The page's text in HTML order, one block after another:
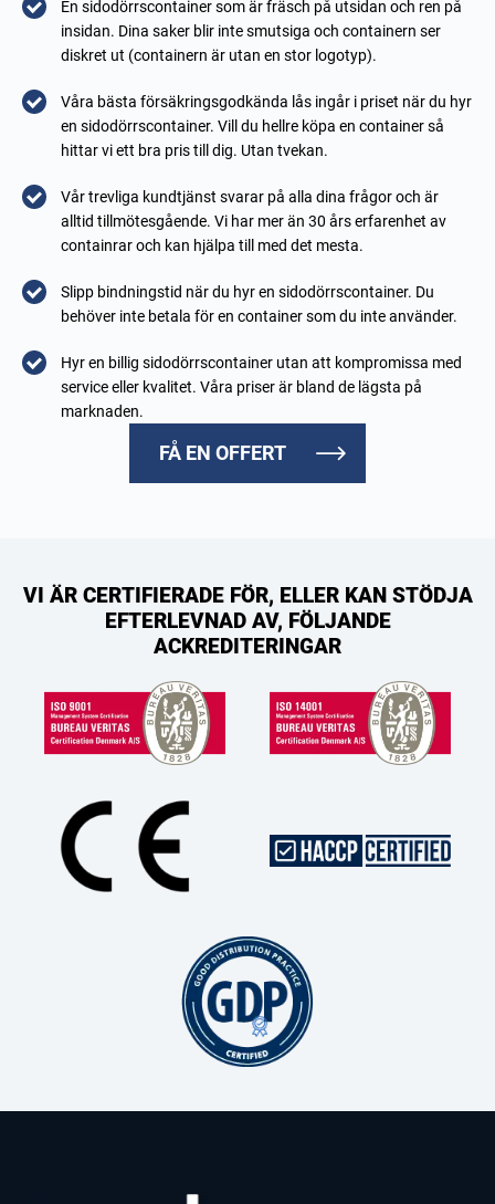
En sidodörrscontainer som är fräsch på utsidan och ren på
insidan. Dina saker blir inte smutsiga och containern ser
diskret ut (containern är utan en stor logotyp).
Våra bästa försäkringsgodkända lås ingår i priset när du hyr
en sidodörrscontainer. Vill du hellre köpa en container så
hittar vi ett bra pris till dig. Utan tvekan.
Vår trevliga kundtjänst svarar på alla dina frågor och är
alltid tillmötesgående. Vi har mer än 30 års erfarenhet av
containrar och kan hjälpa till med det mesta.
Slipp bindningstid när du hyr en sidodörrscontainer. Du
behöver inte betala för en container som du inte använder.
Hyr en billig sidodörrscontainer utan att kompromissa med
service eller kvalitet. Våra priser är bland de lägsta på
marknaden.
FÅ EN OFFERT
VI ÄR CERTIFIERADE FÖR, ELLER KAN STÖDJA
EFTERLEVNAD AV, FÖLJANDE
ACKREDITERINGAR